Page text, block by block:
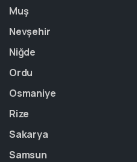
Muş
Nevşehir
Niğde
Ordu
Osmaniye
Rize
Sakarya
Samsun